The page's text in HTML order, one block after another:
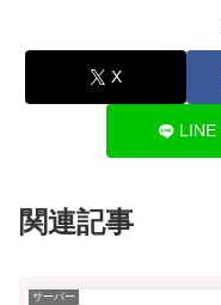
X
LINE
関連記事
サーバー